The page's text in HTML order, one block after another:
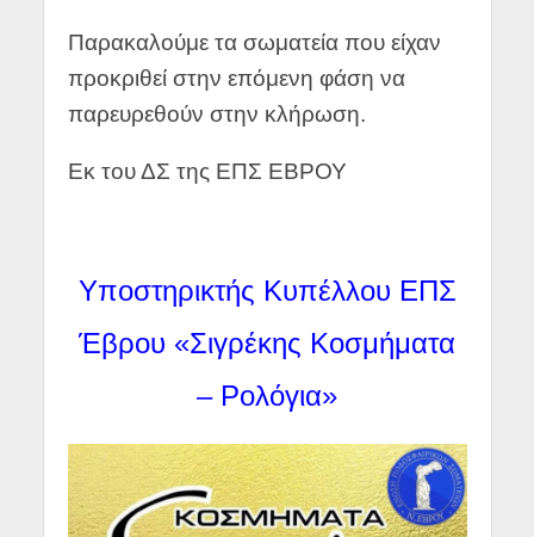
Παρακαλούμε τα σωματεία που είχαν
προκριθεί στην επόμενη φάση να
παρευρεθούν στην κλήρωση.
Εκ του ΔΣ της ΕΠΣ ΕΒΡΟΥ
Υποστηρικτής Κυπέλλου ΕΠΣ
Έβρου «Σιγρέκης Κοσμήματα
– Ρολόγια»